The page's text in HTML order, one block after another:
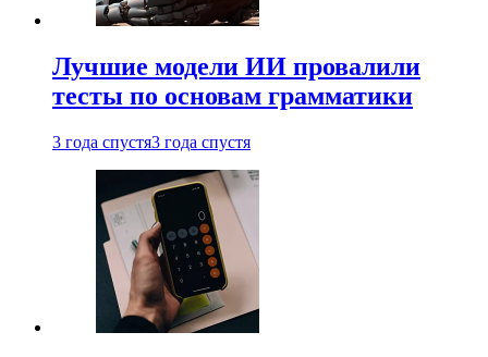
Лучшие модели ИИ провалили
тесты по основам грамматики
3 года спустя3 года спустя